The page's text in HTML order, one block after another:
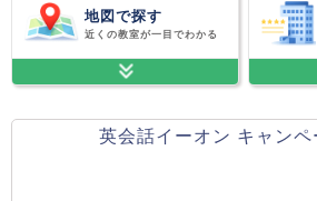
地図で探す
近くの教室が一目でわかる
英会話イーオン キャンペ